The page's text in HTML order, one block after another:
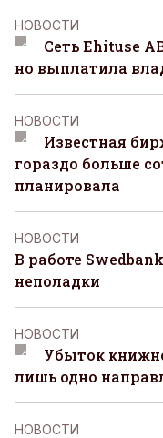
НОВОСТИ
Сеть Ehituse
но выплатила
НОВОСТИ
Известная
гораздо больше
планировала
НОВОСТИ
В работе
неполадки
НОВОСТИ
Убыток
лишь одно
НОВОСТИ